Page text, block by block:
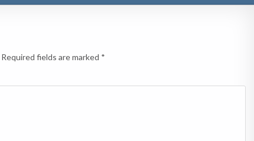
Required fields are marked *